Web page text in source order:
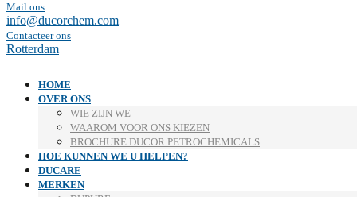
Mail ons
info@ducorchem.com
Contacteer ons
Rotterdam
HOME
OVER ONS
WIE ZIJN WE
WAAROM VOOR ONS KIEZEN
BROCHURE DUCOR PETROCHEMICALS
HOE KUNNEN WE U HELPEN?
DUCARE
MERKEN